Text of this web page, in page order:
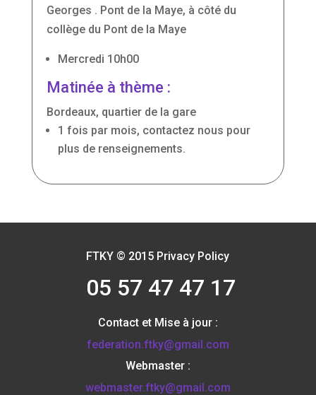
Georges . Pont de la Maye, à côté du
collège du Pont de la Maye
Mercredi 10h00
Matinée à thème :
Bordeaux, quartier de la gare
1 fois par mois, contactez nous pour
plus de renseignements.
FTKY © 2015 Privacy Policy
05 57 47 47 17
Contact et Mise à jour :
federation.ftky@gmail.com
Webmaster :
webmaster.ftky@gmail.com